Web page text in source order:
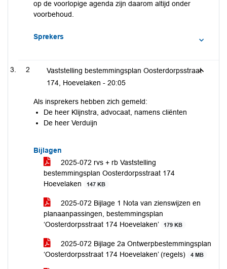
op de voorlopige agenda zijn daarom altijd onder
voorbehoud.
Sprekers
2
Vaststelling bestemmingsplan Oosterdorpsstraat
174, Hoevelaken - 20:05
Als insprekers hebben zich gemeld:
De heer Klijnstra, advocaat, namens cliënten
De heer Verduijn
Bijlagen
2025-072 rvs + rb Vaststelling
bestemmingsplan Oosterdorpsstraat 174
Hoevelaken
147 KB
2025-072 Bijlage 1 Nota van zienswijzen en
planaanpassingen, bestemmingsplan
‘Oosterdorpsstraat 174 Hoevelaken’
179 KB
2025-072 Bijlage 2a Ontwerpbestemmingsplan
‘Oosterdorpsstraat 174 Hoevelaken’ (regels)
4 MB